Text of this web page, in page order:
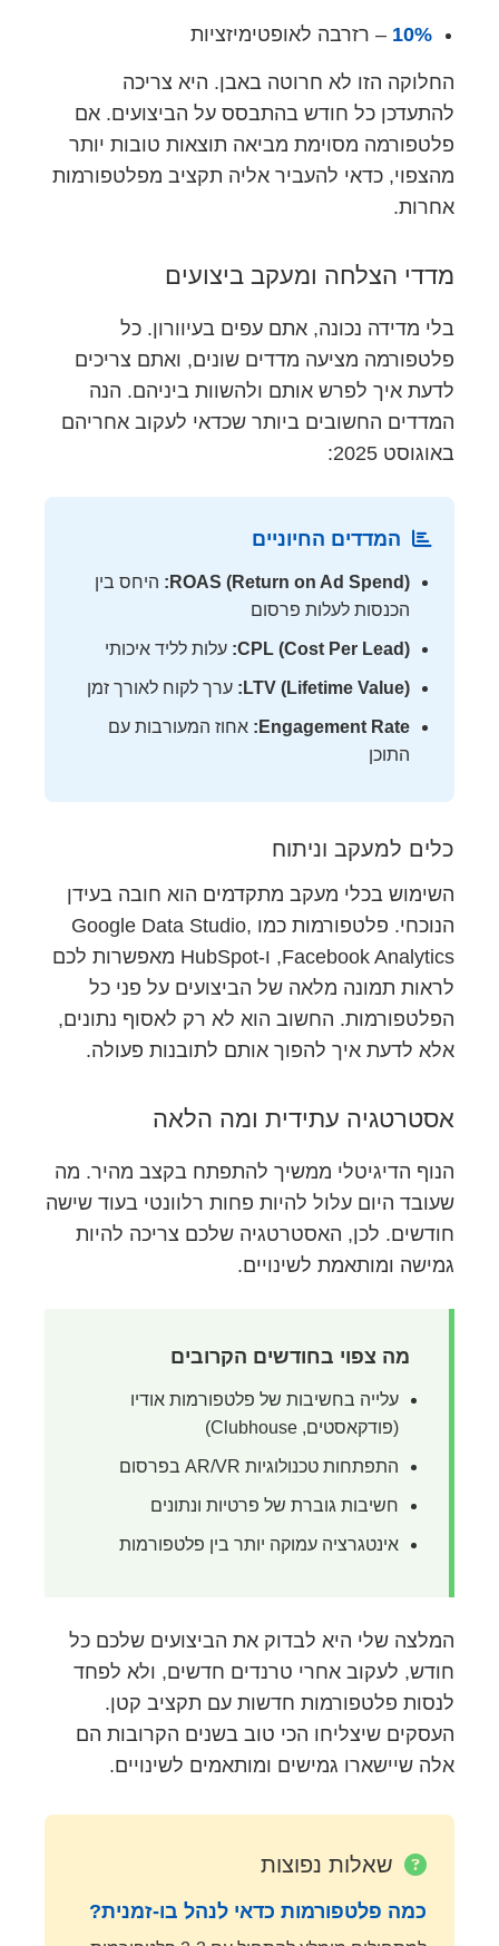
10% – רזרבה לאופטימיזציות
החלוקה הזו לא חרוטה באבן. היא צריכה
להתעדכן כל חודש בהתבסס על הביצועים. אם
פלטפורמה מסוימת מביאה תוצאות טובות יותר
מהצפוי, כדאי להעביר אליה תקציב מפלטפורמות
אחרות.
מדדי הצלחה ומעקב ביצועים
בלי מדידה נכונה, אתם עפים בעיוורון. כל
פלטפורמה מציעה מדדים שונים, ואתם צריכים
לדעת איך לפרש אותם ולהשוות ביניהם. הנה
המדדים החשובים ביותר שכדאי לעקוב אחריהם
באוגוסט 2025:
המדדים החיוניים
ROAS (Return on Ad Spend):
היחס בין
הכנסות לעלות פרסום
CPL (Cost Per Lead): עלות לליד איכותי
LTV (Lifetime Value): ערך לקוח לאורך זמן
Engagement Rate:
אחוז המעורבות עם
התוכן
כלים למעקב וניתוח
השימוש בכלי מעקב מתקדמים הוא חובה בעידן
הנוכחי. פלטפורמות כמו Google Data Studio,
Facebook Analytics, ו-HubSpot מאפשרות לכם
לראות תמונה מלאה של הביצועים על פני כל
הפלטפורמות. החשוב הוא לא רק לאסוף נתונים,
אלא לדעת איך להפוך אותם לתובנות פעולה.
אסטרטגיה עתידית ומה הלאה
הנוף הדיגיטלי ממשיך להתפתח בקצב מהיר. מה
שעובד היום עלול להיות פחות רלוונטי בעוד שישה
חודשים. לכן, האסטרטגיה שלכם צריכה להיות
גמישה ומותאמת לשינויים.
מה צפוי בחודשים הקרובים
עלייה בחשיבות של פלטפורמות אודיו
(פודקאסטים, Clubhouse)
התפתחות טכנולוגיות AR/VR בפרסום
חשיבות גוברת של פרטיות ונתונים
אינטגרציה עמוקה יותר בין פלטפורמות
המלצה שלי היא לבדוק את הביצועים שלכם כל
חודש, לעקוב אחרי טרנדים חדשים, ולא לפחד
לנסות פלטפורמות חדשות עם תקציב קטן.
העסקים שיצליחו הכי טוב בשנים הקרובות הם
אלה שיישארו גמישים ומותאמים לשינויים.
שאלות נפוצות
כמה פלטפורמות כדאי לנהל בו-זמנית?